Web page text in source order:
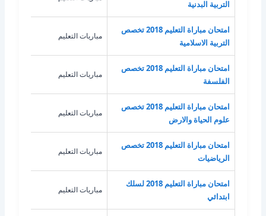
التربية البدنية
امتحان مباراة التعليم 2018 تخصص
التربية الاسلامية
مباريات التعليم
امتحان مباراة التعليم 2018 تخصص
الفلسفة
مباريات التعليم
امتحان مباراة التعليم 2018 تخصص
علوم الحياة والارض
مباريات التعليم
امتحان مباراة التعليم 2018 تخصص
الرياضيات
مباريات التعليم
امتحان مباراة التعليم 2018 لسلك
ابتدائي
مباريات التعليم